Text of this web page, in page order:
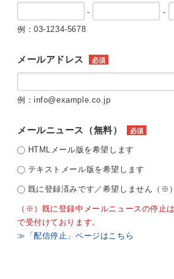
-
-
例：03-1234-5678
メールアドレス 必須
例：info@example.co.jp
メールニュース（無料） 必須
HTMLメール版を希望します
テキストメール版を希望します
既に登録済みです／希望しません（※）
（※）既に登録中メールニュースの停止
で受付けております。
≫「配信停止」ページはこちら